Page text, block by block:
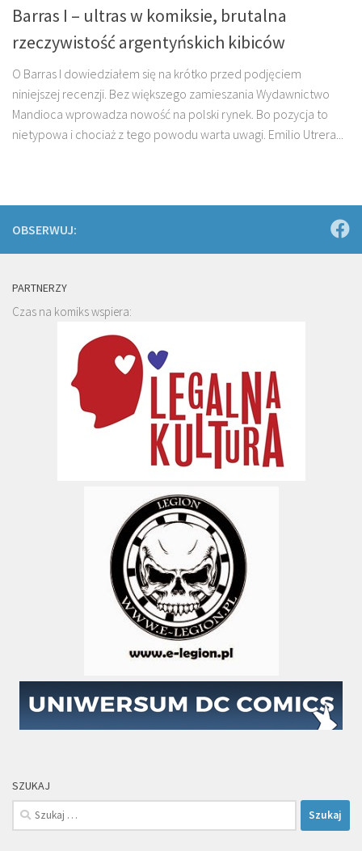
Barras I – ultras w komiksie, brutalna
rzeczywistość argentyńskich kibiców
O Barras I dowiedziałem się na krótko przed podjęciem
niniejszej recenzji. Bez większego zamieszania Wydawnictwo
Mandioca wprowadza nowość na polski rynek. Bo pozycja to
nietypowa i chociaż z tego powodu warta uwagi. Emilio Utrera...
OBSERWUJ:
PARTNERZY
Czas na komiks wspiera:
SZUKAJ
Szukaj: